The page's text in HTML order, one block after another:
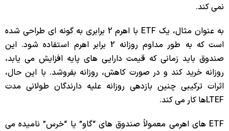
نمی کند.
به عنوان مثال، یک ETF با اهرم 2 برابری به گونه ای طراحی شده
است که به طور مداوم روزانه 2 برابر اهرم استفاده شود. این
صندوق باید زمانی که قیمت دارایی های پایه افزایش می یابد،
روزانه خرید کند و در صورت کاهش، روزانه بفروشد. با این حال،
اثرات ترکیبی چنین بازدهی روزانه علیه دارندگان طولانی مدت
LTEFها کار می کند.
ETF های اهرمی معمولاً صندوق های “گاو” یا “خرس” نامیده می